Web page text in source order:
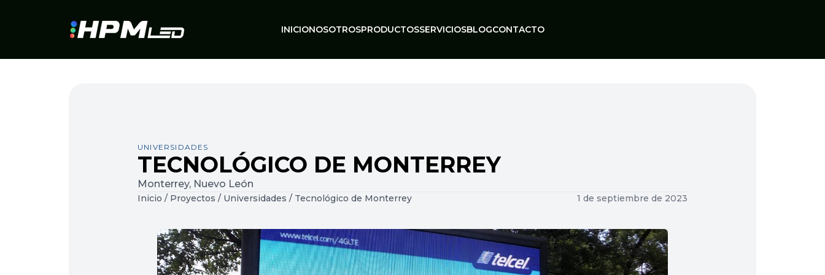
INICIONOSOTROSPRODUCTOSSERVICIOSBLOGCONTACTO
UNIVERSIDADES
TECNOLÓGICO DE MONTERREY
Monterrey, Nuevo León
Inicio / Proyectos / Universidades / Tecnológico de Monterrey 1 de septiembre de 2023